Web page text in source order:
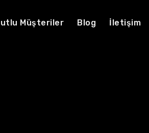
Müşteriler Blog İletişim